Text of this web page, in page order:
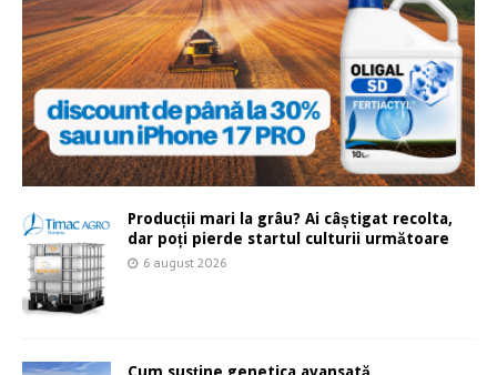
Producții mari la grâu? Ai câștigat recolta,
dar poți pierde startul culturii următoare
6 august 2026
Cum susține genetica avansată